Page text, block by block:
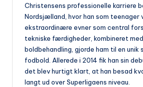
Christensens professionelle karriere
Nordsjælland, hvor han som teenager
ekstraordinære evner som central
tekniske færdigheder, kombineret
boldbehandling, gjorde ham til en unik
fodbold. Allerede i 2014 fik han sin
det blev hurtigt klart, at han besad
langt ud over Superligaens niveau.